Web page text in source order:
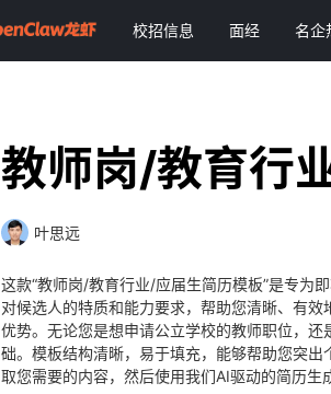
校招信息 面经 名企
教师岗/教育行
叶思远
这款“教师岗/教育行业/应届生简历模板”是专为
对候选人的特质和能力要求，帮助您清晰、有
优势。无论您是想申请公立学校的教师职位，
础。模板结构清晰，易于填充，能够帮助您突
取您需要的内容，然后使用我们AI驱动的简历生